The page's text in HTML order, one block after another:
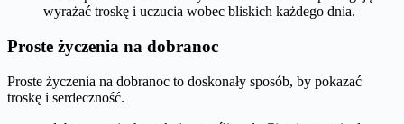
wyrażać troskę i uczucia wobec bliskich każdego dnia.
Proste życzenia na dobranoc
Proste życzenia na dobranoc to doskonały sposób, by pokazać
troskę i serdeczność.